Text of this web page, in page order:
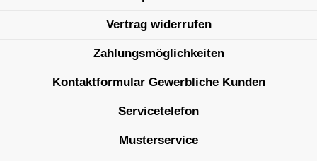
Vertrag widerrufen
Zahlungsmöglichkeiten
Kontaktformular Gewerbliche Kunden
Servicetelefon
Musterservice